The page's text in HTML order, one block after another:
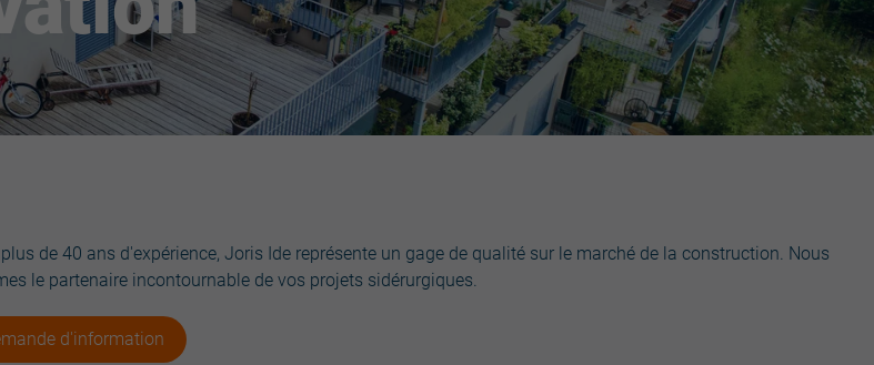
de 40 ans d'expérience, Joris Ide représente un gage de qualité sur le marché de la construction. Nous
le partenaire incontournable de vos projets sidérurgiques.
d'information